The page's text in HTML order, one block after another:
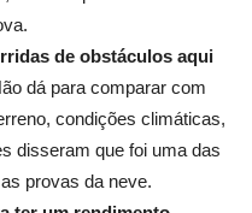
de obstáculos aqui
dá para comparar com
condições climáticas,
disseram que foi uma das
provas da neve.